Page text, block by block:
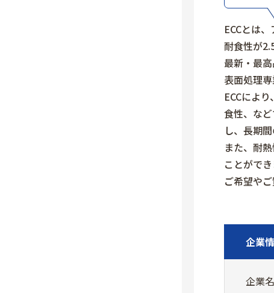
ECCとは
耐食性が
最新・最高
表面処理
ECCによ
食性、な
し、長期
また、耐
ことができ
ご希望や
企業
企業名